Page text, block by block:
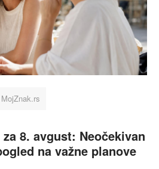
MojZnak.rs
8. avgust: Neočekivan
na važne planove